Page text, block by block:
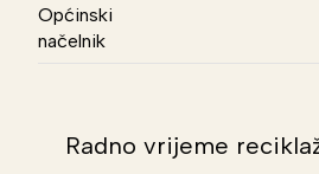
Općinski
načelnik
Radno vrijeme